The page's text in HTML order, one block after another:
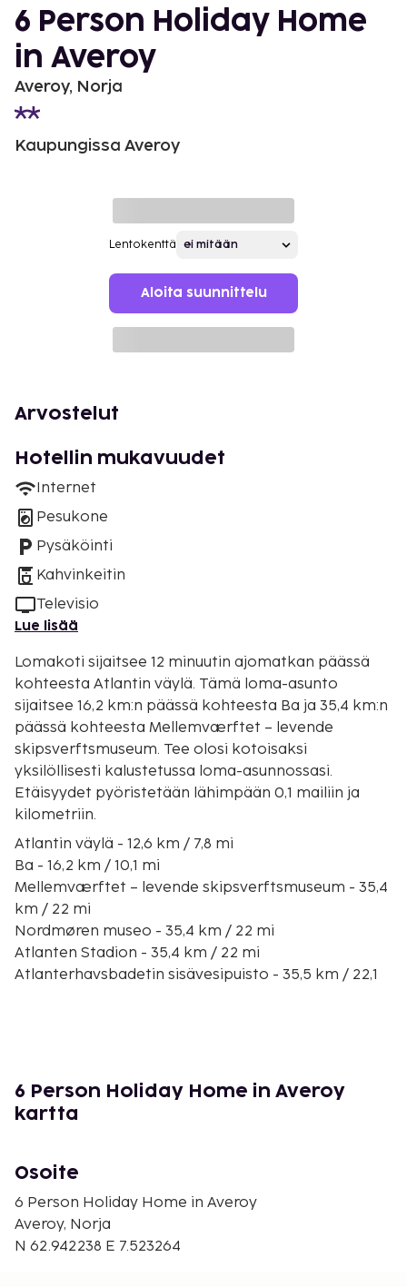
6 Person Holiday Home
in Averoy
Averoy, Norja
Kaupungissa Averoy
Lentokenttä
Aloita suunnittelu
Arvostelut
Hotellin mukavuudet
Internet
Pesukone
Pysäköinti
Kahvinkeitin
Televisio
Lue lisää
Lomakoti sijaitsee 12 minuutin ajomatkan päässä
kohteesta Atlantin väylä. Tämä loma-asunto
sijaitsee 16,2 km:n päässä kohteesta Ba ja 35,4 km:n
päässä kohteesta Mellemværftet – levende
skipsverftsmuseum. Tee olosi kotoisaksi
yksilöllisesti kalustetussa loma-asunnossasi.
Etäisyydet pyöristetään lähimpään 0,1 mailiin ja
kilometriin.
Atlantin väylä - 12,6 km / 7,8 mi
Ba - 16,2 km / 10,1 mi
Mellemværftet – levende skipsverftsmuseum - 35,4
km / 22 mi
Nordmøren museo - 35,4 km / 22 mi
Atlanten Stadion - 35,4 km / 22 mi
Atlanterhavsbadetin sisävesipuisto - 35,5 km / 22,1
Vuonoreitti - 36,4 km / 22,6 mi
Kirkelandet Kirke - 36,4 km / 22,6 mi
Festiviteten - 36,7 km / 22,8 mi
Askevågen - 37,1 km / 23,1 mi
Norjan klippfiskimuseo - 37,2 km / 23,1 mi
Lähimmät lentokentät ovat:
6 Person Holiday Home in Averoy
kartta
Osoite
6 Person Holiday Home in Averoy
Averoy, Norja
N 62.942238 E 7.523264